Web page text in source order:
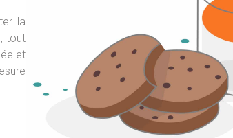
la
tout
et